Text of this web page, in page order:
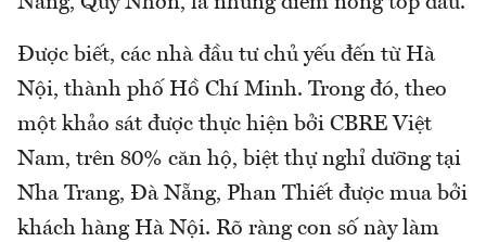
Được biết, các nhà đầu tư chủ yếu đến từ Hà
Nội, thành phố Hồ Chí Minh. Trong đó, theo
một khảo sát được thực hiện bởi CBRE Việt
Nam, trên 80% căn hộ, biệt thự nghỉ dưỡng tại
Nha Trang, Đà Nẵng, Phan Thiết được mua bởi
khách hàng Hà Nội. Rõ ràng con số này làm